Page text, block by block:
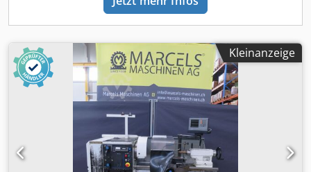
Kleinanzeige